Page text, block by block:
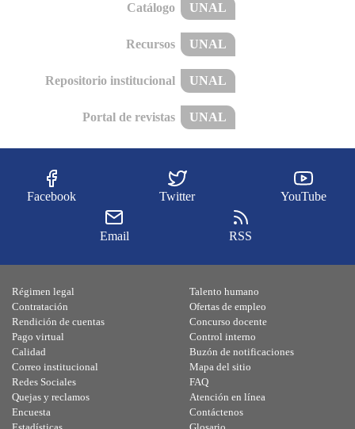
Catálogo UNAL
Recursos UNAL
Repositorio institucional UNAL
Portal de revistas UNAL
Facebook Twitter YouTube
Email RSS
Régimen legal
Contratación
Rendición de cuentas
Pago virtual
Calidad
Talento humano
Ofertas de empleo
Concurso docente
Control interno
Buzón de notificaciones
Correo institucional
Redes Sociales
Quejas y reclamos
Encuesta
Mapa del sitio
FAQ
Atención en línea
Contáctenos